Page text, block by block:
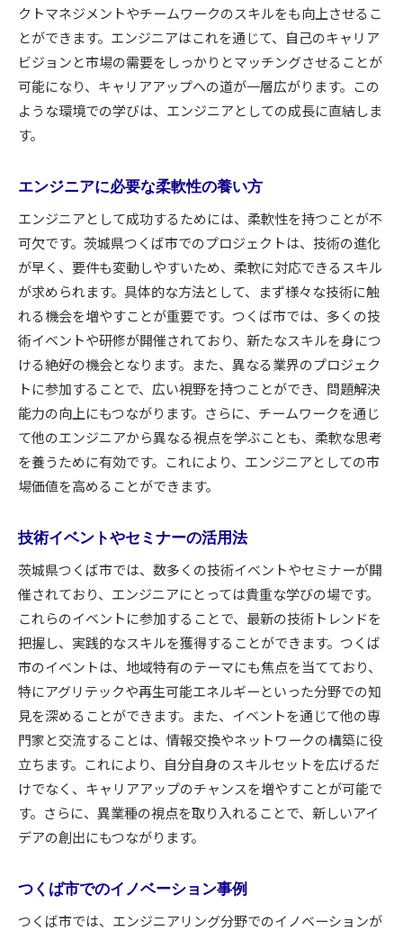
クトマネジメントやチームワークのスキルをも向上させるこ
とができます。エンジニアはこれを通じて、自己のキャリア
ビジョンと市場の需要をしっかりとマッチングさせることが
可能になり、キャリアアップへの道が一層広がります。この
ような環境での学びは、エンジニアとしての成長に直結しま
す。
エンジニアに必要な柔軟性の養い方
エンジニアとして成功するためには、柔軟性を持つことが不
可欠です。茨城県つくば市でのプロジェクトは、技術の進化
が早く、要件も変動しやすいため、柔軟に対応できるスキル
が求められます。具体的な方法として、まず様々な技術に触
れる機会を増やすことが重要です。つくば市では、多くの技
術イベントや研修が開催されており、新たなスキルを身につ
ける絶好の機会となります。また、異なる業界のプロジェク
トに参加することで、広い視野を持つことができ、問題解決
能力の向上にもつながります。さらに、チームワークを通じ
て他のエンジニアから異なる視点を学ぶことも、柔軟な思考
を養うために有効です。これにより、エンジニアとしての市
場価値を高めることができます。
技術イベントやセミナーの活用法
茨城県つくば市では、数多くの技術イベントやセミナーが開
催されており、エンジニアにとっては貴重な学びの場です。
これらのイベントに参加することで、最新の技術トレンドを
把握し、実践的なスキルを獲得することができます。つくば
市のイベントは、地域特有のテーマにも焦点を当てており、
特にアグリテックや再生可能エネルギーといった分野での知
見を深めることができます。また、イベントを通じて他の専
門家と交流することは、情報交換やネットワークの構築に役
立ちます。これにより、自分自身のスキルセットを広げるだ
けでなく、キャリアアップのチャンスを増やすことが可能で
す。さらに、異業種の視点を取り入れることで、新しいアイ
デアの創出にもつながります。
つくば市でのイノベーション事例
つくば市では、エンジニアリング分野でのイノベーションが